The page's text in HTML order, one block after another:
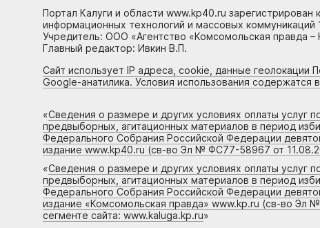
Портал Калуги и области www.kp40.ru
информационных технологий и массовых
Учредитель: ООО «Агентство «Комсомольская правда –
Главный редактор: Ивкин В.П.
Сайт использует IP адреса, cookie, данные геолокации
Google-анатилика. Условия использования
«Сведения о размере и других условиях оплаты услуг
предвыборных, агитационных материалов в период
Федерального Собрания Российской Федерации
издание www.kp40.ru (св-во Эл № ФС77-58967 от
«Сведения о размере и других условиях оплаты услуг
предвыборных, агитационных материалов в период
Федерального Собрания Российской Федерации
издание «Комсомольская правда» www.kp.ru (св-во
сегменте сайта: www.kaluga.kp.ru»